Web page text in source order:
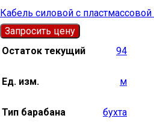
Кабель силовой с
Запросить цену
Остаток текущий
94
Ед. изм. м
Тип барабана бухта